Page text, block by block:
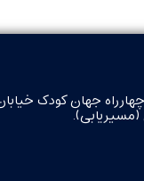
جهان کودک